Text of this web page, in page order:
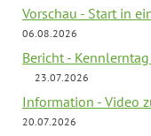
Vorschau - Start in
06.08.2026
Bericht -
23.07.2026
Information - Video
20.07.2026